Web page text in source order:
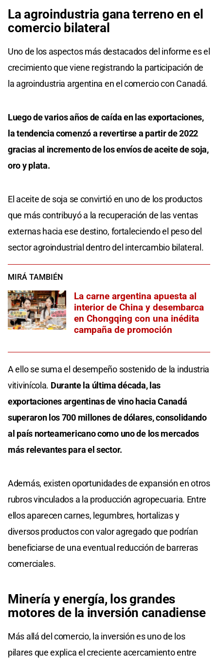
La agroindustria gana terreno en el
comercio bilateral
Uno de los aspectos más destacados del informe es el
crecimiento que viene registrando la participación de
la agroindustria argentina en el comercio con Canadá.
Luego de varios años de caída en las exportaciones,
la tendencia comenzó a revertirse a partir de 2022
gracias al incremento de los envíos de aceite de soja,
oro y plata.
El aceite de soja se convirtió en uno de los productos
que más contribuyó a la recuperación de las ventas
externas hacia ese destino, fortaleciendo el peso del
sector agroindustrial dentro del intercambio bilateral.
MIRÁ TAMBIÉN
La carne argentina apuesta al
interior de China y desembarca
en Chongqing con una inédita
campaña de promoción
A ello se suma el desempeño sostenido de la industria
vitivinícola. Durante la última década, las
exportaciones argentinas de vino hacia Canadá
superaron los 700 millones de dólares, consolidando
al país norteamericano como uno de los mercados
más relevantes para el sector.
Además, existen oportunidades de expansión en otros
rubros vinculados a la producción agropecuaria. Entre
ellos aparecen carnes, legumbres, hortalizas y
diversos productos con valor agregado que podrían
beneficiarse de una eventual reducción de barreras
comerciales.
Minería y energía, los grandes
motores de la inversión canadiense
Más allá del comercio, la inversión es uno de los
pilares que explica el creciente acercamiento entre